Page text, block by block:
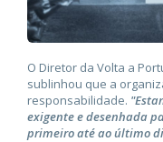
O Diretor da Volta a
sublinhou que a
responsabilidade.
exigente e desenhada
primeiro até ao último